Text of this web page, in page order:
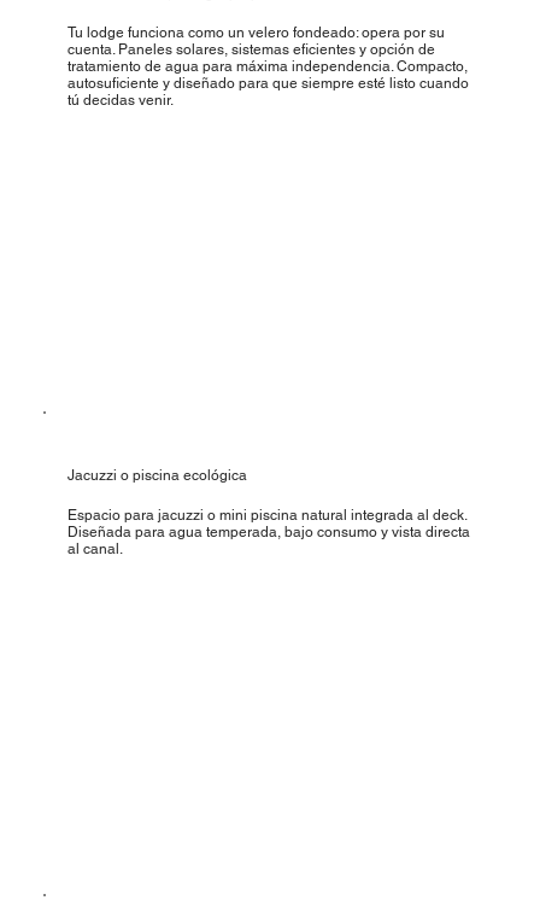
Tu lodge funciona como un velero fondeado: opera por su
cuenta. Paneles solares, sistemas eficientes y opción de
tratamiento de agua para máxima independencia. Compacto,
autosuficiente y diseñado para que siempre esté listo cuando
tú decidas venir.
Jacuzzi o piscina ecológica
Espacio para jacuzzi o mini piscina natural integrada al deck.
Diseñada para agua temperada, bajo consumo y vista directa
al canal.